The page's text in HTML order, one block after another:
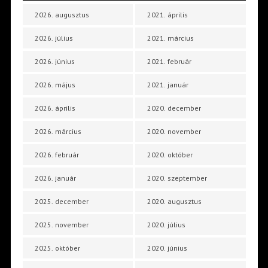
2026. augusztus
2026. július
2026. június
2026. május
2026. április
2026. március
2026. február
2026. január
2025. december
2025. november
2025. október
2021. április
2021. március
2021. február
2021. január
2020. december
2020. november
2020. október
2020. szeptember
2020. augusztus
2020. július
2020. június